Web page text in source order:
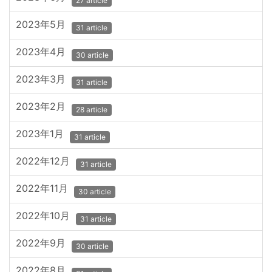
2023年5月 31 article
2023年4月 30 article
2023年3月 31 article
2023年2月 28 article
2023年1月 31 article
2022年12月 31 article
2022年11月 30 article
2022年10月 31 article
2022年9月 30 article